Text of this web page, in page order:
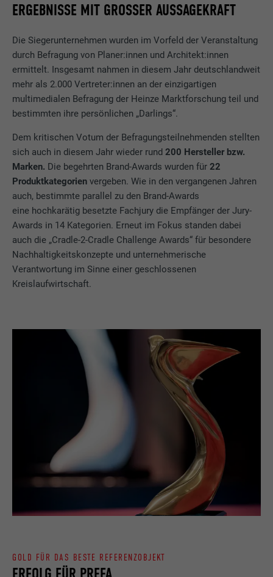
ERGEBNISSE MIT GROSSER AUSSAGEKRAFT
Die Siegerunternehmen wurden im Vorfeld der Veranstaltung
durch Befragung von Planer:innen und Architekt:innen
ermittelt. Insgesamt nahmen in diesem Jahr deutschlandweit
mehr als 2.000 Vertreter:innen an der einzigartigen
multimedialen Befragung der Heinze Marktforschung teil und
bestimmten ihre persönlichen „Darlings“.
Dem kritischen Votum der Befragungsteilnehmenden stellten
sich auch in diesem Jahr wieder rund200 Hersteller bzw.
Marken. Die begehrten Brand-Awards wurden für22
Produktkategorien vergeben. Wie in den vergangenen Jahren
auch, bestimmte parallel zu den Brand-Awards
eine hochkarätig besetzte Fachjury die Empfänger der Jury-
Awards in 14 Kategorien. Erneut im Fokus standen dabei
auch die „Cradle-2-Cradle Challenge Awards“ für besondere
Nachhaltigkeitskonzepte und unternehmerische
Verantwortung im Sinne einer geschlossenen
Kreislaufwirtschaft.
GOLD FÜR DAS BESTE REFERENZOBJEKT